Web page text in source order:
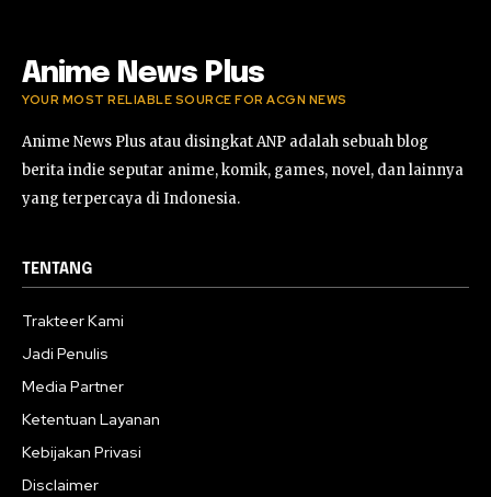
Anime News Plus
YOUR MOST RELIABLE SOURCE FOR ACGN NEWS
Anime News Plus atau disingkat ANP adalah sebuah blog
berita indie seputar anime, komik, games, novel, dan lainnya
yang terpercaya di Indonesia.
TENTANG
Trakteer Kami
Jadi Penulis
Media Partner
Ketentuan Layanan
Kebijakan Privasi
Disclaimer